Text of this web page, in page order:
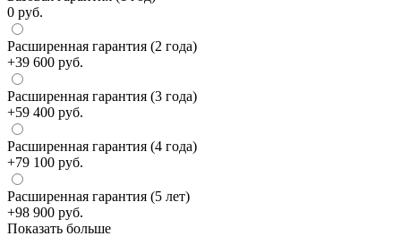
0 руб.
Расширенная гарантия (2 года)
+39 600 руб.
Расширенная гарантия (3 года)
+59 400 руб.
Расширенная гарантия (4 года)
+79 100 руб.
Расширенная гарантия (5 лет)
+98 900 руб.
Показать больше